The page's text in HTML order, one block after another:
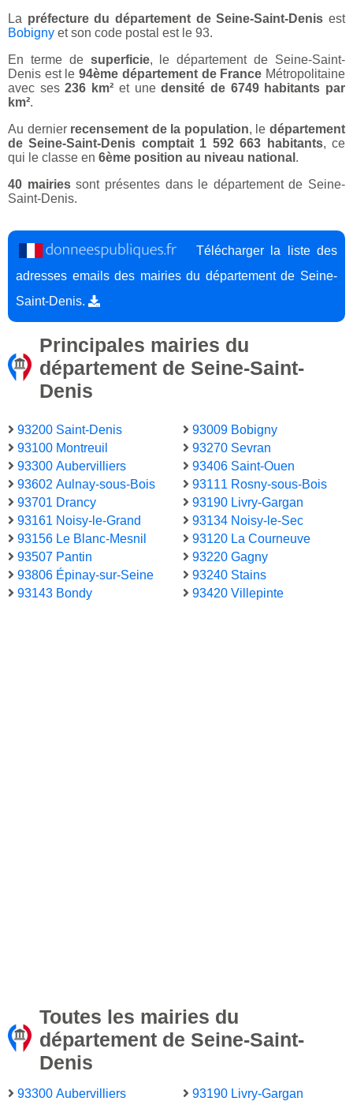
La préfecture du département de Seine-Saint-Denis est
Bobigny et son code postal est le 93.
En terme de superficie, le département de Seine-Saint-
Denis est le94ème département de France Métropolitaine
avec ses236 km² et unedensité de 6749 habitants par
km².
Au dernier recensement de la population, ledépartement
de Seine-Saint-Denis comptait 1 592 663 habitants, ce
qui le classe en 6ème position au niveau national .
40 mairiessont présentes dans le département de Seine-
Saint-Denis.
Télécharger la liste des
adresses emails des mairies du département de Seine-
Saint-Denis.
Principales mairies du
département de Seine-Saint-
Denis
93200 Saint-Denis
93100 Montreuil
93300 Aubervilliers
93602 Aulnay-sous-Bois
93701 Drancy
93161 Noisy-le-Grand
93156 Le Blanc-Mesnil
93507 Pantin
93806 Épinay-sur-Seine
93143 Bondy
93009 Bobigny
93270 Sevran
93406 Saint-Ouen
93111 Rosny-sous-Bois
93190 Livry-Gargan
93134 Noisy-le-Sec
93120 La Courneuve
93220 Gagny
93240 Stains
93420 Villepinte
Toutes les mairies du
département de Seine-Saint-
Denis
93300 Aubervilliers
93190 Livry-Gargan